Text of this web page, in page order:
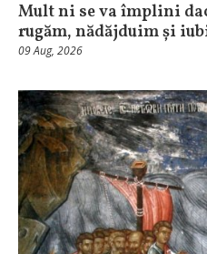
Mult ni se va împlini
rugăm, nădăjduim și
09 Aug, 2026